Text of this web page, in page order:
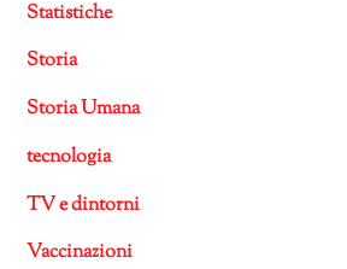
Statistiche
Storia
Storia Umana
tecnologia
TV e dintorni
Vaccinazioni